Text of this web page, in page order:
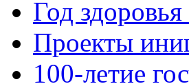
Год
Проекты
100-летие